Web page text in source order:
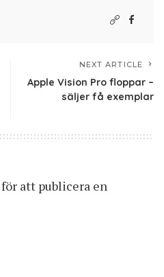
NEXT ARTICLE
Apple Vision Pro floppar –
säljer få exemplar
för att publicera en